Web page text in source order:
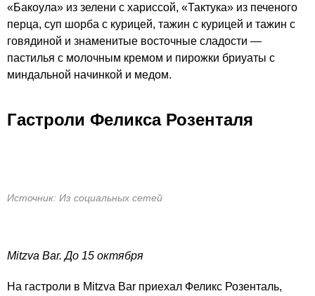
«Бакоула» из зелени с хариссой, «Тактука» из печеного
перца, суп шорба с курицей, тажин с курицей и тажин с
говядиной и знаменитые восточные сладости —
пастилья с молочным кремом и пирожки бриуаты с
миндальной начинкой и медом.
Гастроли Феликса Розенталя
Источник: Из социальных сетей
Mitzva Bar. До 15 октября
На гастроли в Mitzva Bar приехал Феликс Розенталь,